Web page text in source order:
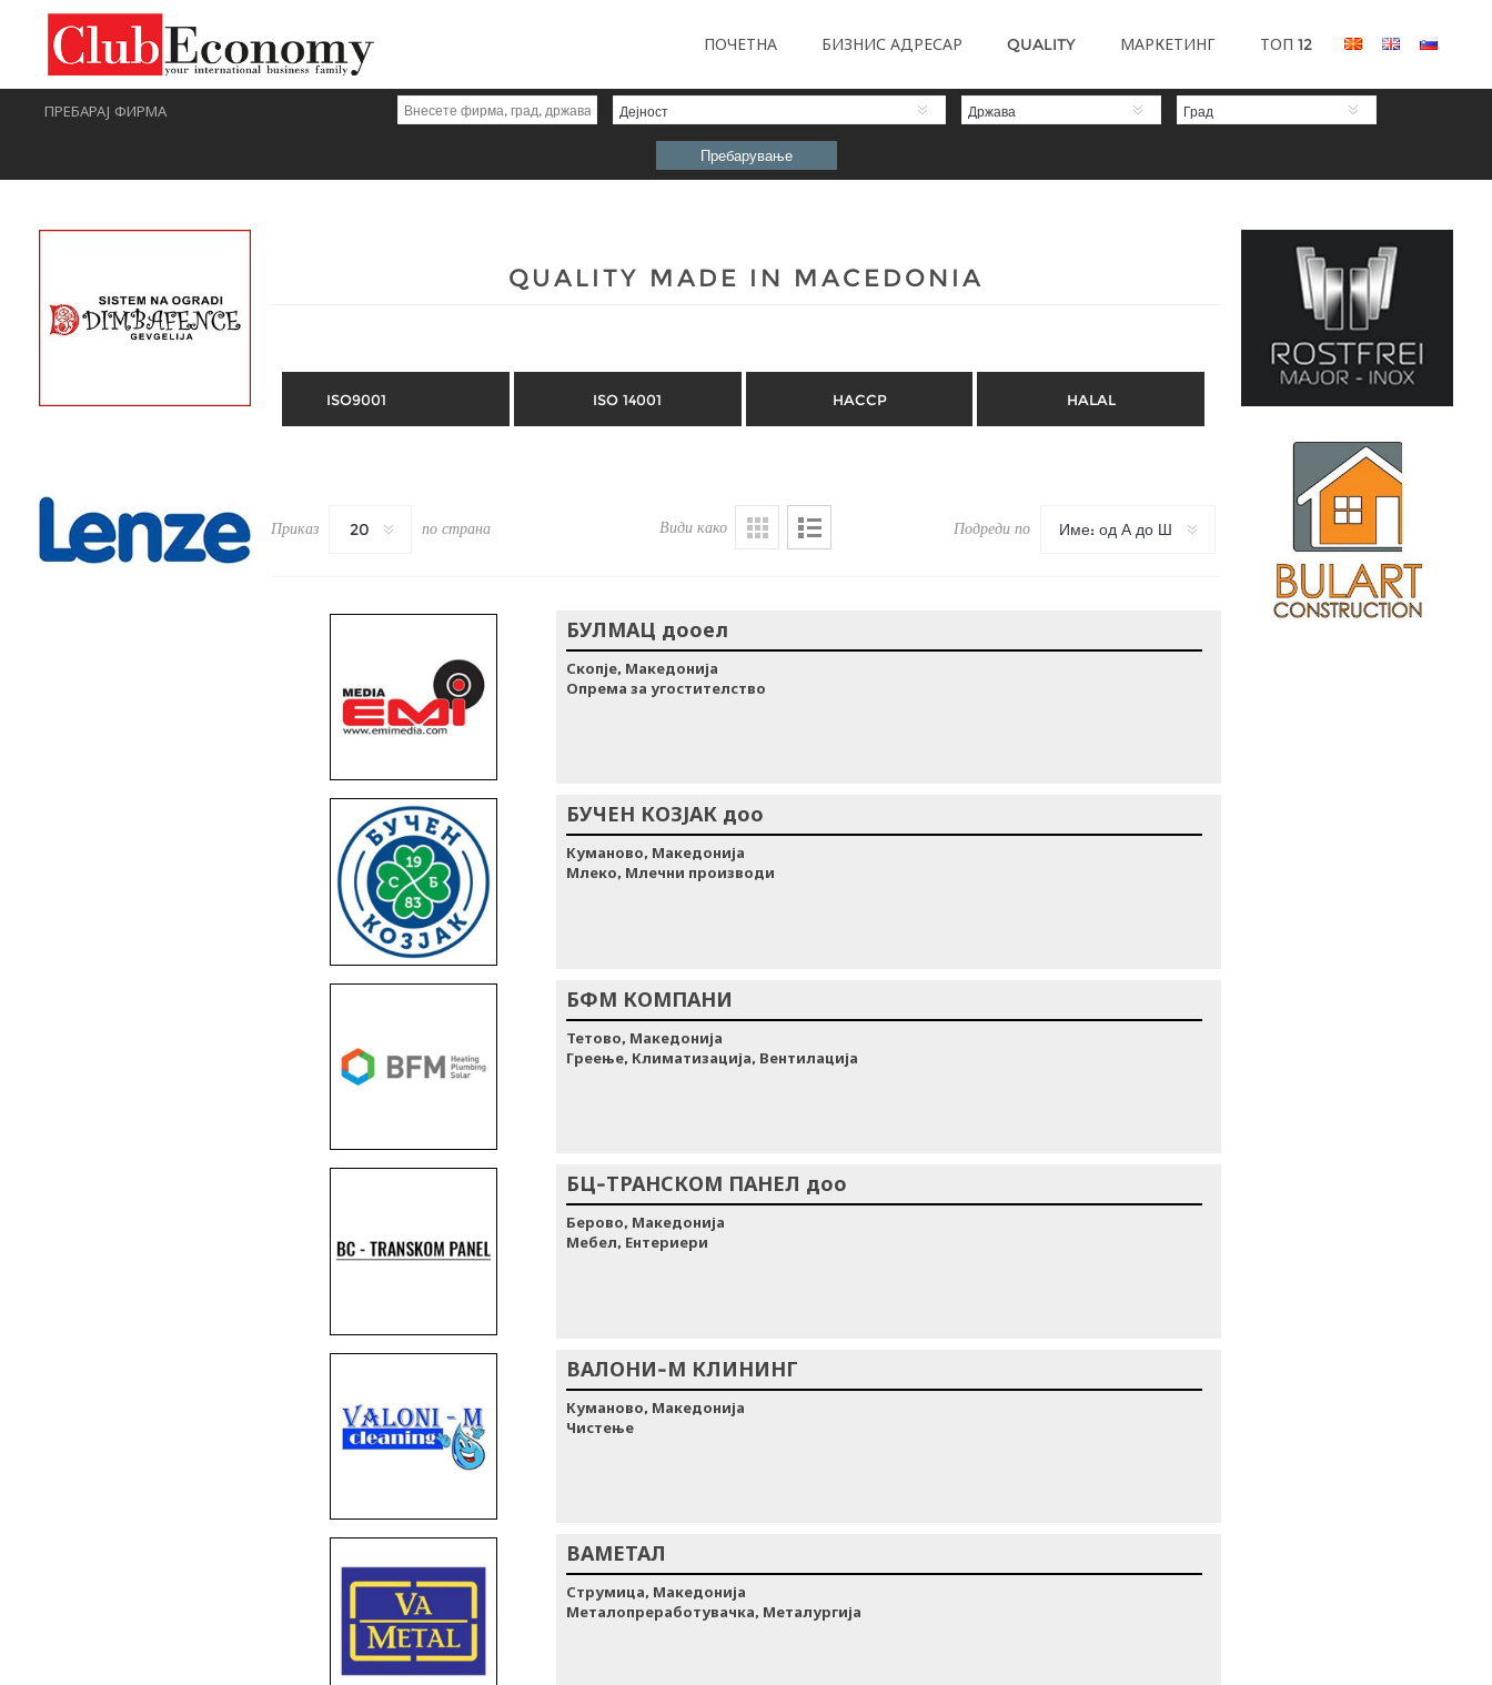
ПОЧЕТНА БИЗНИС АДРЕСАР QUALITY МАРКЕТИНГ ТОП 12
ПРЕБАРАЈ ФИРМА Дејност Држава Град
QUALITY MADE IN MACEDONIA
ISO9001 ISO 14001 HACCP HALAL
Види како Подреди по Име: од А до Ш
Приказ 20 по страна
БУЛМАЦ дооел
Скопје, Македонија
Опрема за угостителство
БУЧЕН КОЗЈАК доо
Куманово, Македонија
Млеко, Млечни производи
БФМ КОМПАНИ
Тетово, Македонија
Греење, Климатизација, Вентилација
БЦ-ТРАНСКОМ ПАНЕЛ доо
Берово, Македонија
Мебел, Ентериери
ВАЛОНИ-М КЛИНИНГ
Куманово, Македонија
Чистење
ВАМЕТАЛ
Струмица, Македонија
Металопреработувачка, Металургија